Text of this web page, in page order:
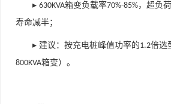
▸ 630KVA箱变负载率70%-85%，超负
寿命减半；
▸ 建议：按充电桩峰值功率的1.2倍选
800KVA箱变）。